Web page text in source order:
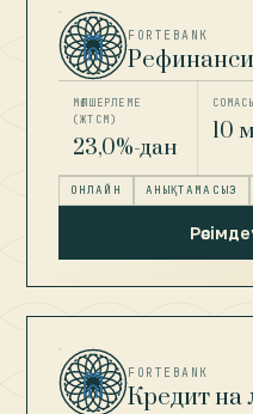
FORTEBANK
МӨЛШЕРЛЕМЕ
(ЖТСМ)
23,0%-дан
10
ОНЛАЙН АНЫҚТАМАСЫЗ
FORTEBANK
Кредит